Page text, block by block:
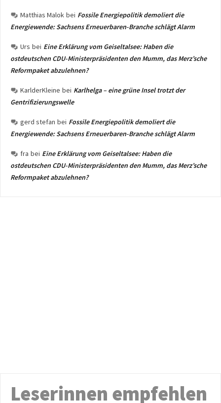
Matthias Malok bei Fossile Energiepolitik demoliert die
Energiewende: Sachsens Erneuerbaren-Branche schlägt Alarm
Urs bei Eine Erklärung vom Geiseltalsee: Haben die
ostdeutschen CDU-Ministerpräsidenten den Mumm, das Merz’sche
Reformpaket abzulehnen?
KarlderKleine bei Karlhelga – eine grüne Insel trotzt der
Gentrifizierungswelle
gerd stefan bei Fossile Energiepolitik demoliert die
Energiewende: Sachsens Erneuerbaren-Branche schlägt Alarm
fra bei Eine Erklärung vom Geiseltalsee: Haben die
ostdeutschen CDU-Ministerpräsidenten den Mumm, das Merz’sche
Reformpaket abzulehnen?
Leserinnen empfehlen